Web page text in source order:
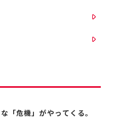
「危機」がやってくる。